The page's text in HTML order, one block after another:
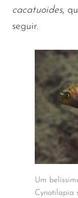
cacatuoides,
seguir.
Um
Cynotilapia